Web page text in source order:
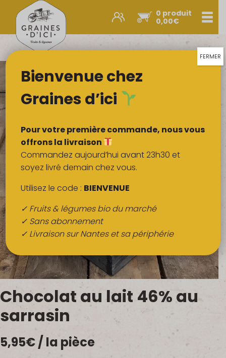
0 produit
0,00€
Promos et nouveautés
Légumes & œufs
Fruits
Viandes
Boulangerie
Crémerie
Poissons
Épicerie sucrée
Épices
Boissons
QUI SOMMES-NOUS ?
FRUITS BIO AU BUREAU
NOS PRODUCTEURS
NOS MARCHÉS
Chocolat au lait 46% au
sarrasin
5,95€/ la pièce
Bienvenue chez
Graines d’ici
Pour votre première commande, nous vous
offrons la livraison
Commandez aujourd’hui avant 23h30 et
soyez livré demain chez vous.
Utilisez le code : BIENVENUE
✓ Fruits & légumes bio du marché
✓ Sans abonnement
✓ Livraison sur Nantes et sa périphérie
FERMER